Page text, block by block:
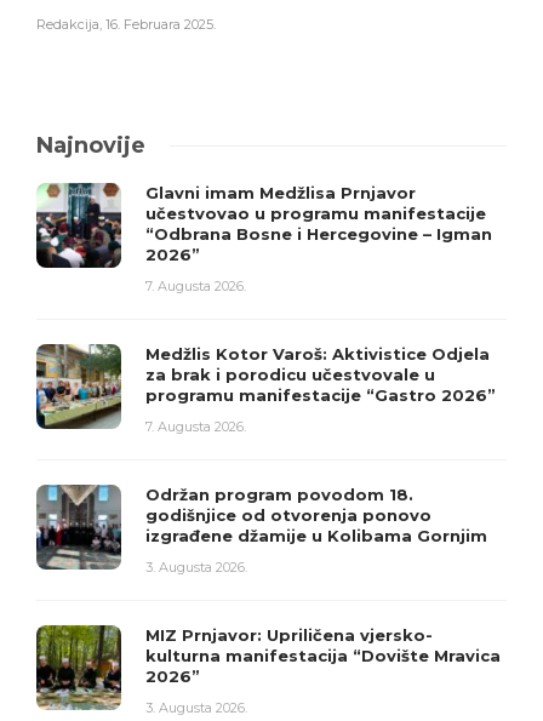
Redakcija 16. Februara 2025.
Najnovije
Glavni imam Medžlisa Prnjavor
učestvovao u programu manifestacije
“Odbrana Bosne i Hercegovine – Igman
2026”
7. Augusta 2026.
Medžlis Kotor Varoš: Aktivistice Odjela
za brak i porodicu učestvovale u
programu manifestacije “Gastro 2026”
7. Augusta 2026.
Održan program povodom 18.
godišnjice od otvorenja ponovo
izgrađene džamije u Kolibama Gornjim
3. Augusta 2026.
MIZ Prnjavor: Upriličena vjersko-
kulturna manifestacija “Dovište Mravica
2026”
3. Augusta 2026.